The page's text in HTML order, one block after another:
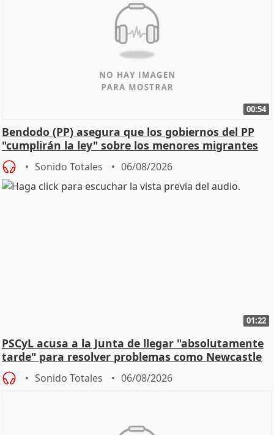
00:54
Bendodo (PP) asegura que los gobiernos del PP
"cumplirán la ley" sobre los menores migrantes
Sonido Totales 06/08/2026
01:22
PSCyL acusa a la Junta de llegar "absolutamente
tarde" para resolver problemas como Newcastle
Sonido Totales 06/08/2026